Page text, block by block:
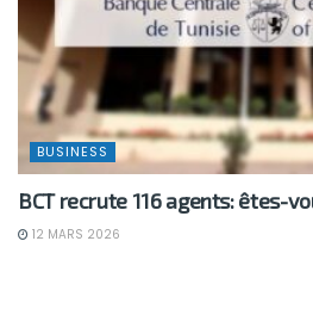
BUSINESS
BCT recrute 116 agents: êtes-
12 MARS 2026